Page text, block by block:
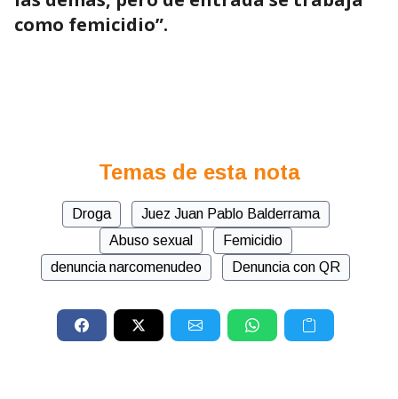
como femicidio”.
Temas de esta nota
Droga
Juez Juan Pablo Balderrama
Abuso sexual
Femicidio
denuncia narcomenudeo
Denuncia con QR